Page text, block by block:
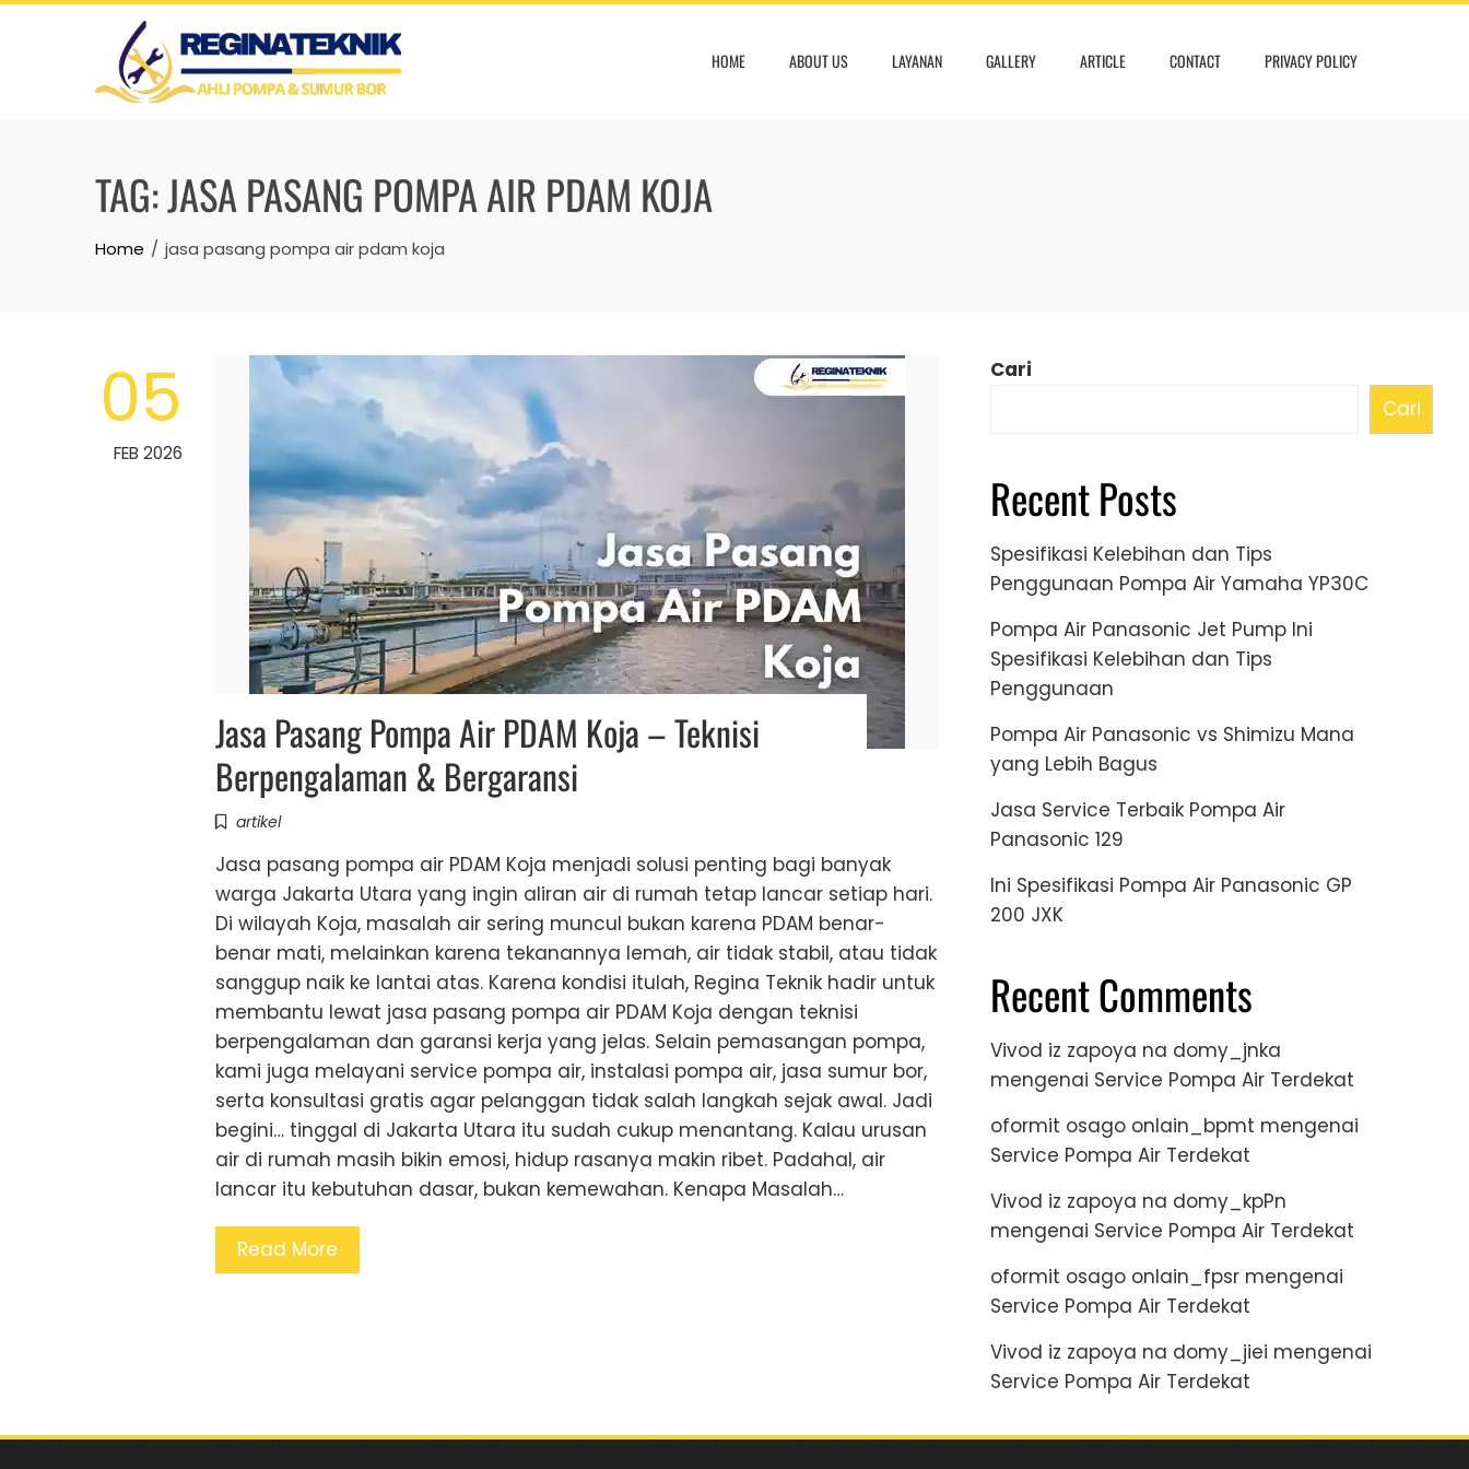
Skip
HOME ABOUT US LAYANAN GALLERY ARTICLE CONTACT PRIVACY POLICY
TAG:JASA PASANG POMPA AIR PDAM KOJA
Home jasa pasang pompa air pdam koja
05
FEB 2026
Jasa Pasang Pompa Air PDAM Koja – Teknisi
Berpengalaman & Bergaransi
artikel
Jasa pasang pompa air PDAM Koja menjadi solusi penting bagi banyak
warga Jakarta Utara yang ingin aliran air di rumah tetap lancar setiap hari.
Di wilayah Koja, masalah air sering muncul bukan karena PDAM benar-
benar mati, melainkan karena tekanannya lemah, air tidak stabil, atau tidak
sanggup naik ke lantai atas. Karena kondisi itulah, Regina Teknik hadir untuk
membantu lewat jasa pasang pompa air PDAM Koja dengan teknisi
berpengalaman dan garansi kerja yang jelas. Selain pemasangan pompa,
kami juga melayani service pompa air, instalasi pompa air, jasa sumur bor,
serta konsultasi gratis agar pelanggan tidak salah langkah sejak awal. Jadi
begini… tinggal di Jakarta Utara itu sudah cukup menantang. Kalau urusan
air di rumah masih bikin emosi, hidup rasanya makin ribet. Padahal, air
lancar itu kebutuhan dasar, bukan kemewahan. Kenapa Masalah…
Read More
Cari
Cari
Recent Posts
Spesifikasi Kelebihan dan Tips
Penggunaan Pompa Air Yamaha YP30C
Pompa Air Panasonic Jet Pump Ini
Spesifikasi Kelebihan dan Tips
Penggunaan
Pompa Air Panasonic vs Shimizu Mana
yang Lebih Bagus
Jasa Service Terbaik Pompa Air
Panasonic 129
Ini Spesifikasi Pompa Air Panasonic GP
200 JXK
Recent Comments
Vivod iz zapoya na domy_jnka
mengenai Service Pompa Air Terdekat
oformit osago onlain_bpmt mengenai
Service Pompa Air Terdekat
Vivod iz zapoya na domy_kpPn
mengenai Service Pompa Air Terdekat
oformit osago onlain_fpsr mengenai
Service Pompa Air Terdekat
Vivod iz zapoya na domy_jiei mengenai
Service Pompa Air Terdekat